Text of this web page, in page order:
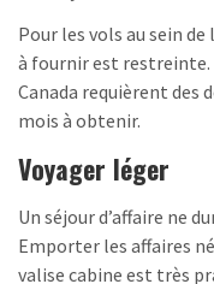
Pour les vols au sein de
à fournir est restreinte.
Canada requièrent des
mois à obtenir.
Voyager léger
Un séjour d’affaire ne
Emporter les affaires
valise cabine est très